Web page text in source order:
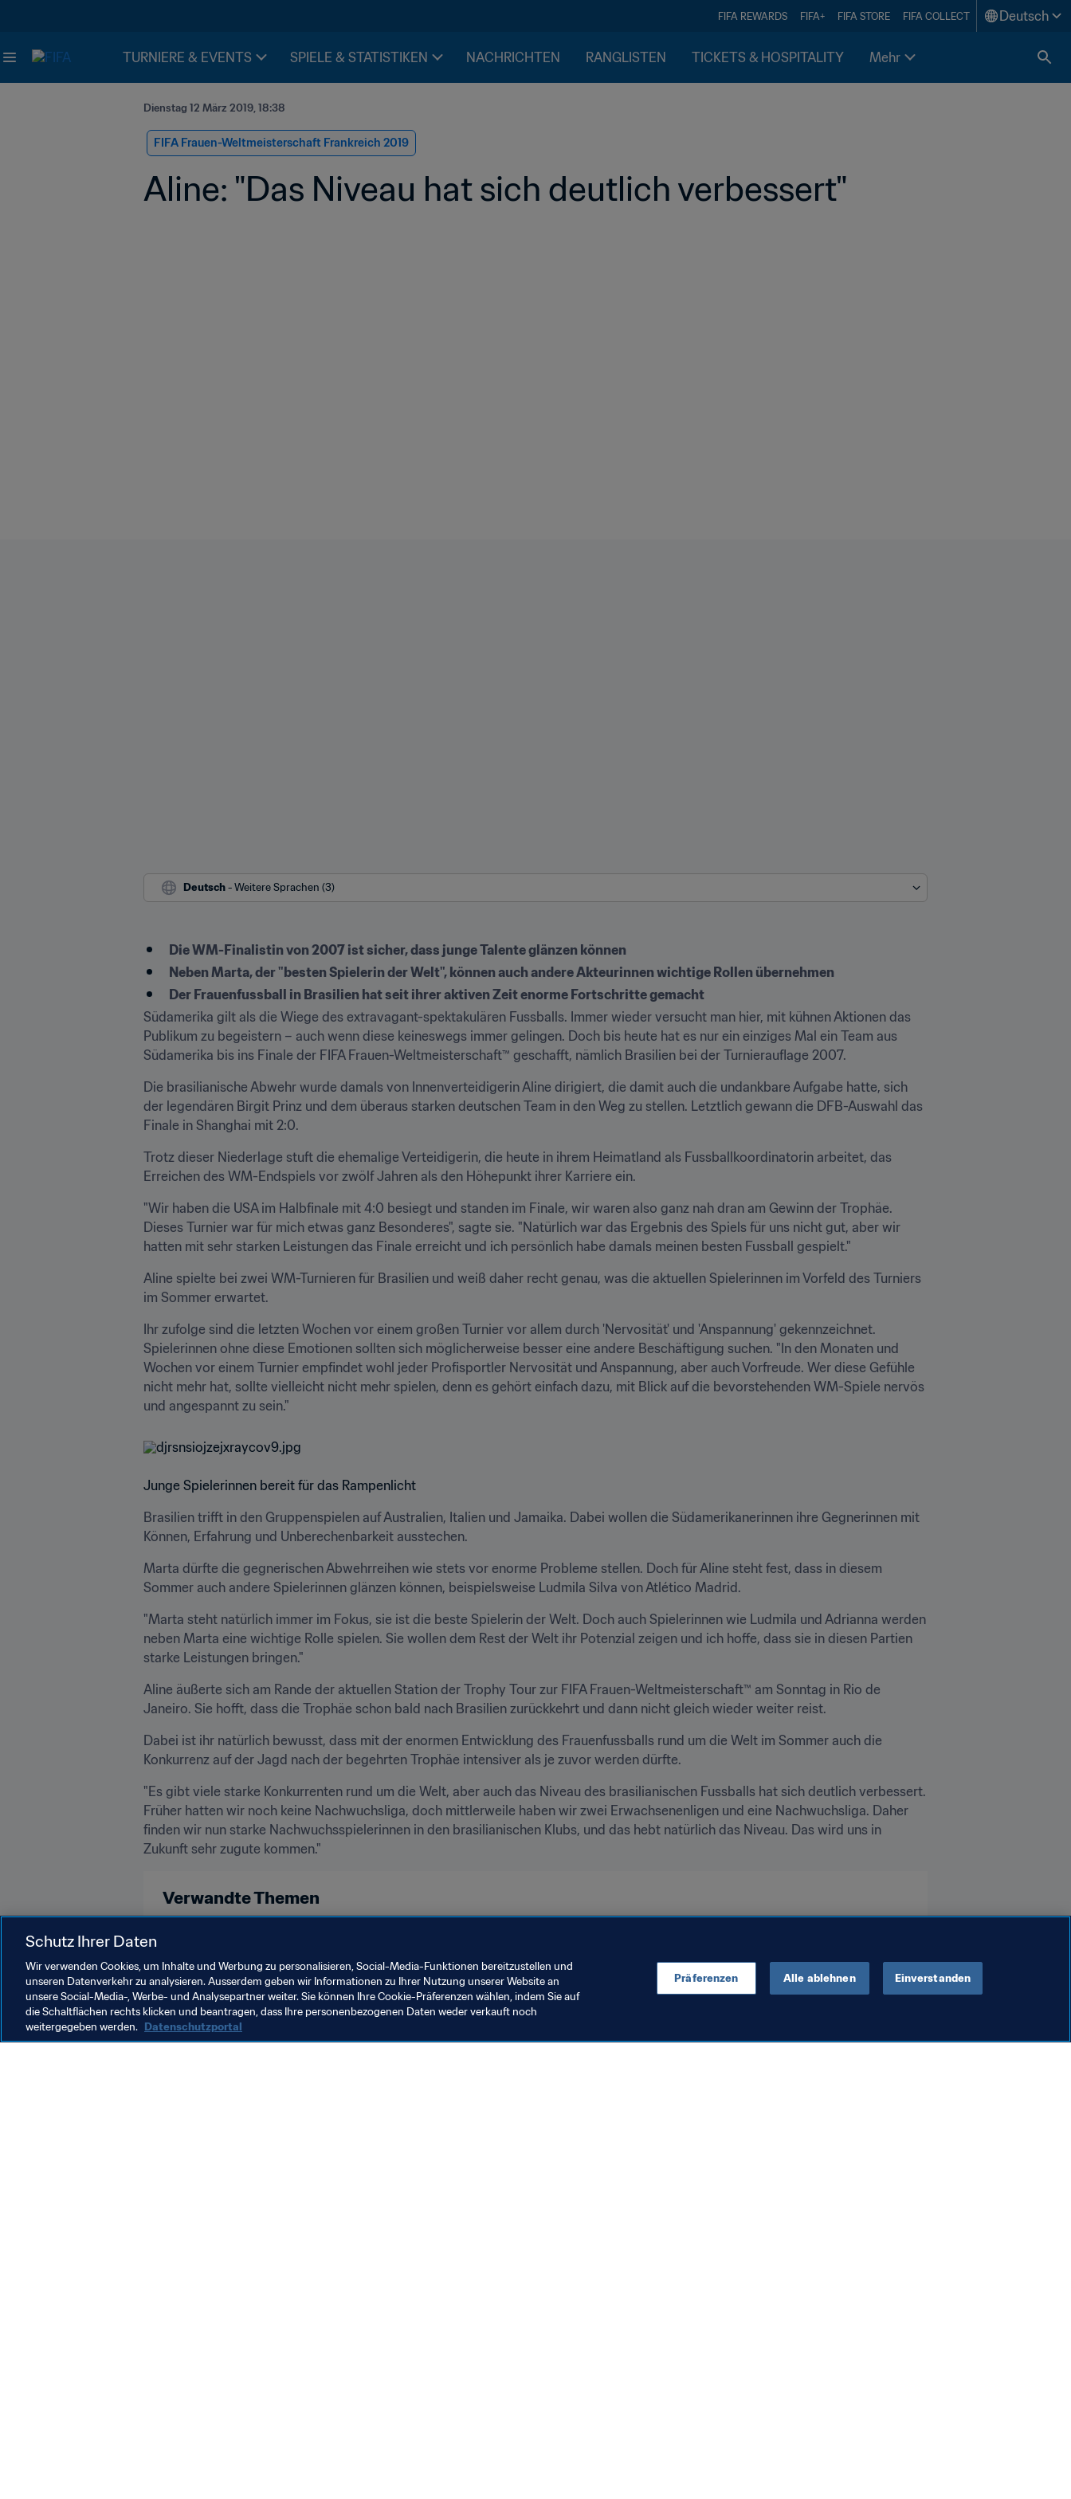
FIFA REWARDS FIFA+ FIFA STORE FIFA COLLECT Deutsch
TURNIERE & EVENTS SPIELE & STATISTIKEN NACHRICHTEN RANGLISTEN TICKETS & HOSPITALITY Mehr
Dienstag 12 März 2019, 18:38
FIFA Frauen-Weltmeisterschaft Frankreich 2019
Aline: "Das Niveau hat sich deutlich verbessert"
Deutsch - Weitere Sprachen (3)
Die WM-Finalistin von 2007 ist sicher, dass junge Talente glänzen können
Neben Marta, der "besten Spielerin der Welt", können auch andere Akteurinnen wichtige Rollen übernehmen
Der Frauenfussball in Brasilien hat seit ihrer aktiven Zeit enorme Fortschritte gemacht
Südamerika gilt als die Wiege des extravagant-spektakulären Fussballs. Immer wieder versucht man hier, mit kühnen Aktionen das
Publikum zu begeistern – auch wenn diese keineswegs immer gelingen. Doch bis heute hat es nur ein einziges Mal ein Team aus
Südamerika bis ins Finale der FIFA Frauen-Weltmeisterschaft™ geschafft, nämlich Brasilien bei der Turnierauflage 2007.
Die brasilianische Abwehr wurde damals von Innenverteidigerin Aline dirigiert, die damit auch die undankbare Aufgabe hatte, sich
der legendären Birgit Prinz und dem überaus starken deutschen Team in den Weg zu stellen. Letztlich gewann die DFB-Auswahl das
Finale in Shanghai mit 2:0.
Trotz dieser Niederlage stuft die ehemalige Verteidigerin, die heute in ihrem Heimatland als Fussballkoordinatorin arbeitet, das
Erreichen des WM-Endspiels vor zwölf Jahren als den Höhepunkt ihrer Karriere ein.
"Wir haben die USA im Halbfinale mit 4:0 besiegt und standen im Finale, wir waren also ganz nah dran am Gewinn der Trophäe.
Dieses Turnier war für mich etwas ganz Besonderes", sagte sie. "Natürlich war das Ergebnis des Spiels für uns nicht gut, aber wir
hatten mit sehr starken Leistungen das Finale erreicht und ich persönlich habe damals meinen besten Fussball gespielt."
Aline spielte bei zwei WM-Turnieren für Brasilien und weiß daher recht genau, was die aktuellen Spielerinnen im Vorfeld des Turniers
im Sommer erwartet.
Ihr zufolge sind die letzten Wochen vor einem großen Turnier vor allem durch 'Nervosität' und 'Anspannung' gekennzeichnet.
Spielerinnen ohne diese Emotionen sollten sich möglicherweise besser eine andere Beschäftigung suchen. "In den Monaten und
Wochen vor einem Turnier empfindet wohl jeder Profisportler Nervosität und Anspannung, aber auch Vorfreude. Wer diese Gefühle
nicht mehr hat, sollte vielleicht nicht mehr spielen, denn es gehört einfach dazu, mit Blick auf die bevorstehenden WM-Spiele nervös
und angespannt zu sein."
Junge Spielerinnen bereit für das Rampenlicht
Brasilien trifft in den Gruppenspielen auf Australien, Italien und Jamaika. Dabei wollen die Südamerikanerinnen ihre Gegnerinnen mit
Können, Erfahrung und Unberechenbarkeit ausstechen.
Marta dürfte die gegnerischen Abwehrreihen wie stets vor enorme Probleme stellen. Doch für Aline steht fest, dass in diesem
Sommer auch andere Spielerinnen glänzen können, beispielsweise Ludmila Silva von Atlético Madrid.
"Marta steht natürlich immer im Fokus, sie ist die beste Spielerin der Welt. Doch auch Spielerinnen wie Ludmila und Adrianna werden
neben Marta eine wichtige Rolle spielen. Sie wollen dem Rest der Welt ihr Potenzial zeigen und ich hoffe, dass sie in diesen Partien
starke Leistungen bringen."
Aline äußerte sich am Rande der aktuellen Station der Trophy Tour zur FIFA Frauen-Weltmeisterschaft™ am Sonntag in Rio de
Janeiro. Sie hofft, dass die Trophäe schon bald nach Brasilien zurückkehrt und dann nicht gleich wieder weiter reist.
Dabei ist ihr natürlich bewusst, dass mit der enormen Entwicklung des Frauenfussballs rund um die Welt im Sommer auch die
Konkurrenz auf der Jagd nach der begehrten Trophäe intensiver als je zuvor werden dürfte.
"Es gibt viele starke Konkurrenten rund um die Welt, aber auch das Niveau des brasilianischen Fussballs hat sich deutlich verbessert.
Früher hatten wir noch keine Nachwuchsliga, doch mittlerweile haben wir zwei Erwachsenenligen und eine Nachwuchsliga. Daher
finden wir nun starke Nachwuchsspielerinnen in den brasilianischen Klubs, und das hebt natürlich das Niveau. Das wird uns in
Zukunft sehr zugute kommen."
Verwandte Themen
Schutz Ihrer Daten
Wir verwenden Cookies, um Inhalte und Werbung zu personalisieren, Social-Media-Funktionen bereitzustellen und
unseren Datenverkehr zu analysieren. Ausserdem geben wir Informationen zu Ihrer Nutzung unserer Website an
unsere Social-Media-, Werbe- und Analysepartner weiter. Sie können Ihre Cookie-Präferenzen wählen, indem Sie auf
die Schaltflächen rechts klicken und beantragen, dass Ihre personenbezogenen Daten weder verkauft noch
weitergegeben werden. Datenschutzportal
Präferenzen Alle ablehnen Einverstanden